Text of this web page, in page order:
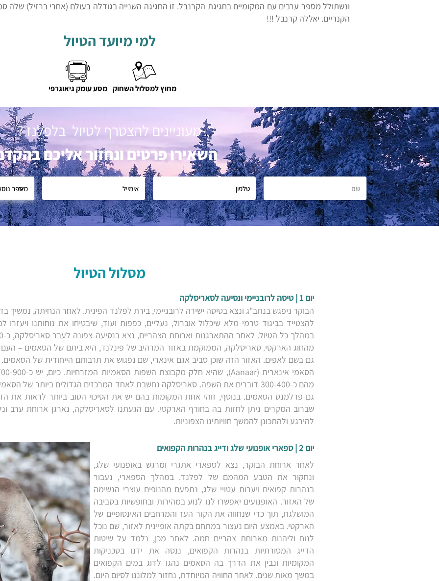
ונשתולל מספר ערבים עם המקומיים בחגיגת הקרנבל. זו החגיגה השנייה בגודלה בעולם (אחרי ברזיל) שלה
הקנריים. יאללה קרנבל !!!
למי מיועד הטיול
מסע עומק גיאוגרפי מחוץ למסלול השחוק
מעוניינים להצטרף לטיול בלפלנד?
השאירו פרטים ונחזור אליכם
מסלול הטיול
יום 1 | טיסה לרובניימי ונסיעה לסאריסלקה
הבוקר ניפגש בנתב"ג ונצא בטיסה ישירה לרובניימי, בירת לפלנד הפינית. לאחר הנחיתה, נמשיך
להצטייד בביגוד טרמי מלא שיכלול אוברול, נעליים, כפפות ועוד, שיבטיחו את נוחותנו
מהחוג הארקטי. סאריסלקה, הממוקמת באזור המרהיב של פינלנד, היא ביתם של הסאמים – העם
גם בשם לאפים. האזור הזה שוכן סביב אגם אינארי, שם נפגוש את תרבותם הייחודית של
מהם כ-300-400 דוברים את השפה. סאריסלקה נחשבת לאחד המרכזים הגדולים ביותר של
גם פרלמנט הסאמים. בנוסף, זוהי אחת המקומות בהם יש את הסיכוי הטוב ביותר לראות את
שברוב המקרים ניתן לחזות בה בחורף הארקטי. עם הגעתנו לסאריסלקה, נארגן ארוחת ערב
להירגע ולהתכונן להמשך חוויותינו הצפוניות.
יום 2 | ספארי אופנועי שלג ודייג בנהרות הקפואים
לאחר ארוחת הבוקר, נצא לספארי אתגרי ומרגש באופנועי שלג,
ונחקור את הטבע המהמם של לפלנד. במהלך הספארי, נעבור
בנהרות קפואים ויערות עטויי שלג, נתפעם מהנופים עוצרי הנשימה
של האזור. האופנועים יאפשרו לנו לנוע במהירות ובחופשיות בסביבה
המושלגת, תוך כדי שנחווה את הקור העז והמרחבים האינסופיים של
הארקטי. באמצע היום נעצור במתחם בקתה אופיינית לאזור, שם נוכל
לנוח וליהנות מארוחת צהריים חמה. לאחר מכן, נלמד על שיטות
הדייג המסורתיות בנהרות הקפואים, ננסה את ידנו בטכניקות
המקומיות ונבין את הדרך בה הסאמים נהגו לדוג במים הקפואים
במשך מאות שנים. לאחר החוויה המיוחדת, נחזור למלוננו לסיום היום.